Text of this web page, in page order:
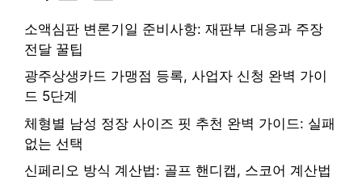
소액심판 변론기일 준비사항: 재판부 대응과 주장
전달 꿀팁
광주상생카드 가맹점 등록, 사업자 신청 완벽 가이
드 5단계
체형별 남성 정장 사이즈 핏 추천 완벽 가이드: 실패
없는 선택
신페리오 방식 계산법: 골프 핸디캡, 스코어 계산법